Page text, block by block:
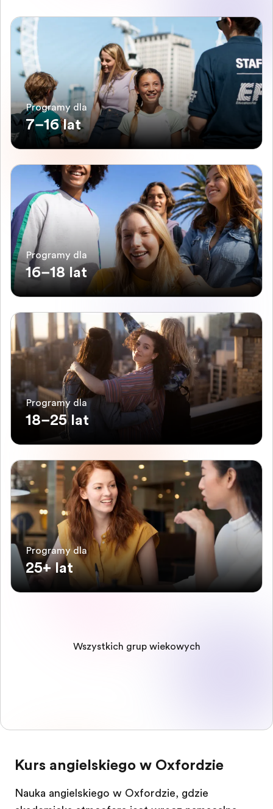
Programy dla
7–16 lat
Programy dla
16–18 lat
Programy dla
18–25 lat
Programy dla
25+ lat
Wszystkich grup wiekowych
Kurs angielskiego w Oxfordzie
Nauka angielskiego w Oxfordzie, gdzie